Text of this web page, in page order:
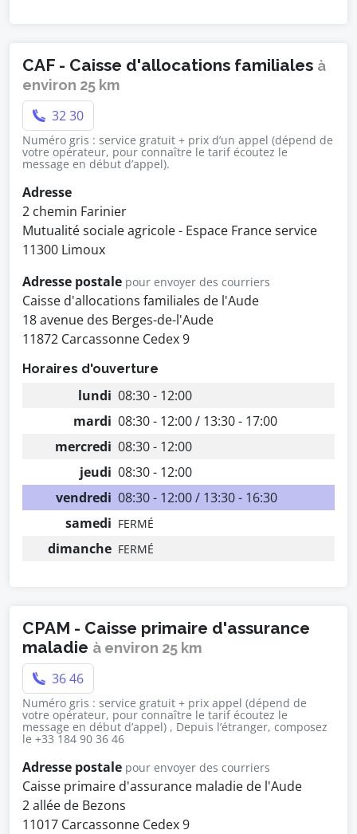
CAF - Caisse d'allocations familiales à
environ 25 km
32 30
Numéro gris : service gratuit + prix d’un appel (dépend de
votre opérateur, pour connaître le tarif écoutez le
message en début d’appel).
Adresse
2 chemin Farinier
Mutualité sociale agricole - Espace France service
11300 Limoux
Adresse postale pour envoyer des courriers
Caisse d'allocations familiales de l'Aude
18 avenue des Berges-de-l'Aude
11872 Carcassonne Cedex 9
Horaires d'ouverture
lundi 08:30 - 12:00
mardi 08:30 - 12:00 / 13:30 - 17:00
mercredi 08:30 - 12:00
jeudi 08:30 - 12:00
vendredi 08:30 - 12:00 / 13:30 - 16:30
samedi FERMÉ
dimanche FERMÉ
CPAM - Caisse primaire d'assurance
maladie à environ 25 km
36 46
Numéro gris : service gratuit + prix appel (dépend de
votre opérateur, pour connaître le tarif écoutez le
message en début d’appel) , Depuis l’étranger, composez
le +33 184 90 36 46
Adresse postale pour envoyer des courriers
Caisse primaire d'assurance maladie de l'Aude
2 allée de Bezons
11017 Carcassonne Cedex 9